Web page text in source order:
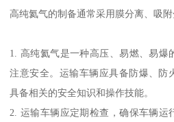
高纯氦气的制备通常采用膜分离、吸附
1. 高纯氦气是一种高压、易燃、易爆
注意安全。运输车辆应具备防爆、防
具备相关的安全知识和操作技能。
2. 运输车辆应定期检查，确保车辆运